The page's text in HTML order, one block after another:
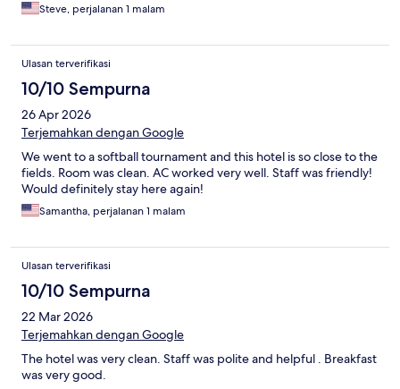
Steve, perjalanan 1 malam
Ulasan terverifikasi
10/10 Sempurna
26 Apr 2026
Terjemahkan dengan Google
We went to a softball tournament and this hotel is so close to the
fields. Room was clean. AC worked very well. Staff was friendly!
Would definitely stay here again!
Samantha, perjalanan 1 malam
Ulasan terverifikasi
10/10 Sempurna
22 Mar 2026
Terjemahkan dengan Google
The hotel was very clean. Staff was polite and helpful . Breakfast
was very good.